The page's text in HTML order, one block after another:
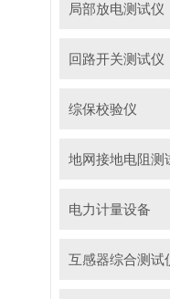
局部放电测试仪
回路开关测试仪
综保校验仪
地网接地电阻测
电力计量设备
互感器综合测试